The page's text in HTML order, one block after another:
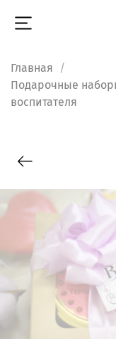
Главная
Подарочные
воспитателя